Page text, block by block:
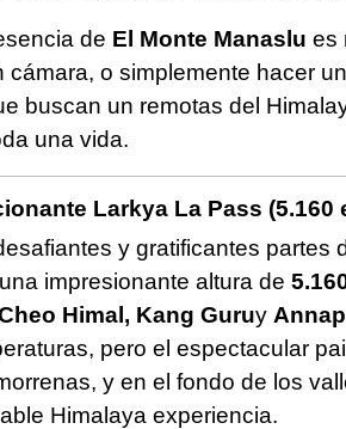
de El Monte Manaslu es
cámara, o simplemente hacer
buscan un remotas del
una vida.
Larkya La Pass (5.160
y gratificantes partes
impresionante altura de
Himal, Kang Guruy
pero el espectacular
y en el fondo de los
Himalaya experiencia.